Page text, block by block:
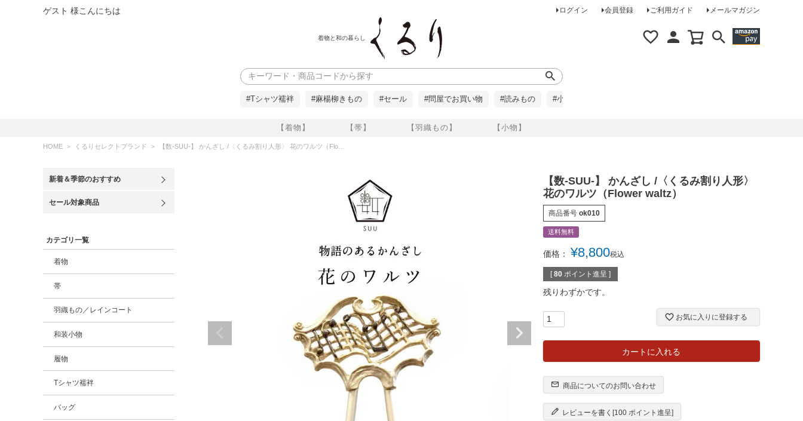
ゲスト 様こんにちは ログイン 会員登録 ご利用ガイド メールマガジン
着物と和の暮らし
【着物】 【帯】 【羽織もの】 【小物】
検索
#Tシャツ襦袢 #麻楊柳きもの #セール #問屋でお買い物 #読みもの #小柄な方に
HOME くるりセレクトブランド 【数-SUU-】 かんざし /〈くるみ割り人形〉 花のワルツ（Flower waltz）
新着＆季節のおすすめ
セール対象商品
カテゴリ一覧
着物
帯
羽織もの／レインコート
和装小物
履物
Tシャツ襦袢
バッグ
【数-SUU-】 かんざし /〈くるみ割り人形〉
花のワルツ（Flower waltz）
商品番号 ok010
送料無料
価格： ¥8,800税込
[ 80 ポイント進呈 ]
残りわずかです。
お気に入りに登録する
カートに入れる
商品についてのお問い合わせ
レビューを書く[100 ポイント進呈]